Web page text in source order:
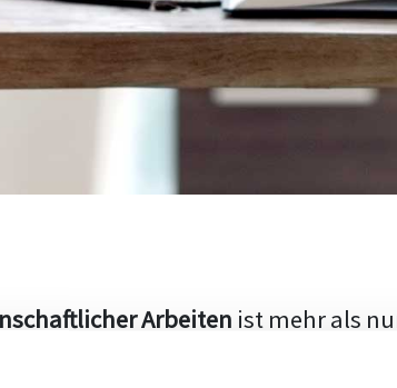
Arbeiten ist mehr als
logischen Aufbau und die